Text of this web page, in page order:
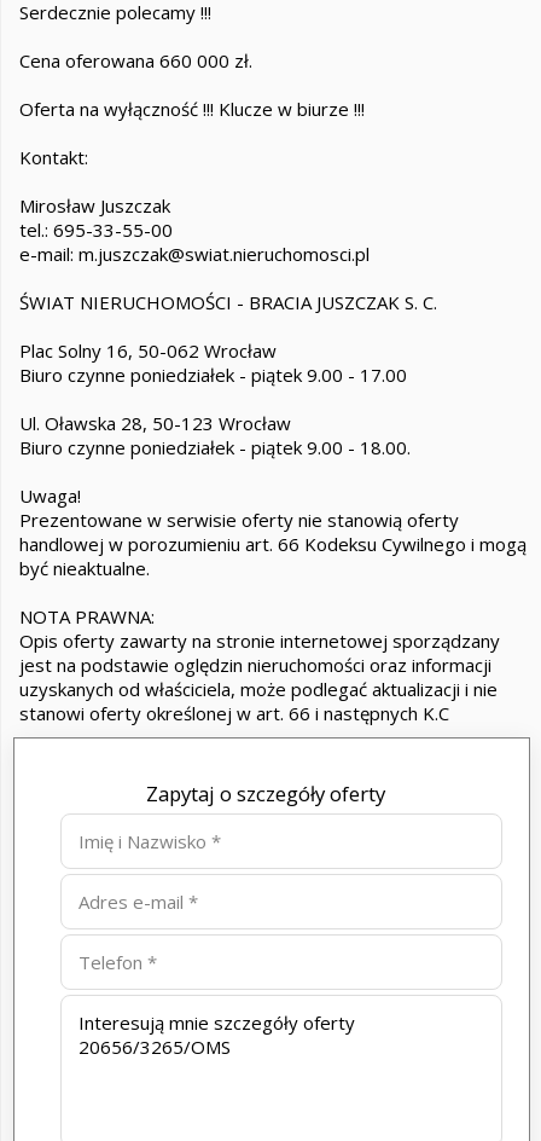
Serdecznie polecamy !!!
Cena oferowana 660 000 zł.
Oferta na wyłączność !!! Klucze w biurze !!!
Kontakt:
Mirosław Juszczak
tel.: 695-33-55-00
e-mail: m.juszczak@swiat.nieruchomosci.pl
ŚWIAT NIERUCHOMOŚCI - BRACIA JUSZCZAK S. C.
Plac Solny 16, 50-062 Wrocław
Biuro czynne poniedziałek - piątek 9.00 - 17.00
Ul. Oławska 28, 50-123 Wrocław
Biuro czynne poniedziałek - piątek 9.00 - 18.00.
Uwaga!
Prezentowane w serwisie oferty nie stanowią oferty
handlowej w porozumieniu art. 66 Kodeksu Cywilnego i mogą
być nieaktualne.
NOTA PRAWNA:
Opis oferty zawarty na stronie internetowej sporządzany
jest na podstawie oględzin nieruchomości oraz informacji
uzyskanych od właściciela, może podlegać aktualizacji i nie
stanowi oferty określonej w art. 66 i następnych K.C
Zapytaj o szczegóły oferty